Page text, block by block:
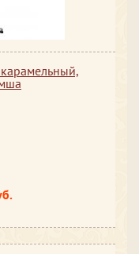
карамельный,